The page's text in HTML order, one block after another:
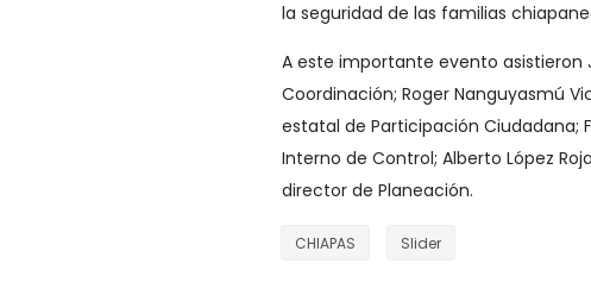
la seguridad de las familias
A este importante evento asistieron
Coordinación; Roger Nanguyasmú
estatal de Participación Ciudadana;
Interno de Control; Alberto López
director de Planeación.
CHIAPAS Slider